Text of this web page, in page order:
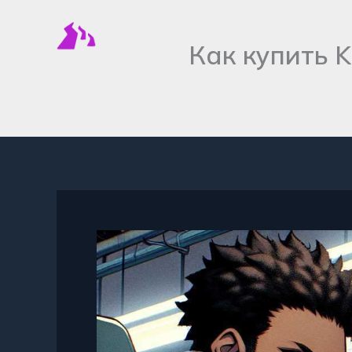
содержимому
Как купить